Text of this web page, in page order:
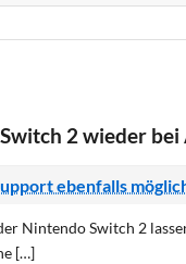
2 wieder
ebenfalls
Nintendo Switch 2
[…]